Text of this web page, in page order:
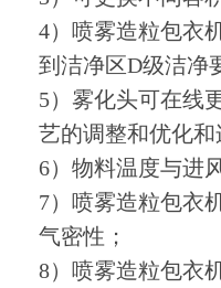
4）喷雾造粒包衣
到洁净区D级洁净
5）雾化头可在线
艺的调整和优化
6）物料温度与进
7）喷雾造粒包衣
气密性；
8）喷雾造粒包衣